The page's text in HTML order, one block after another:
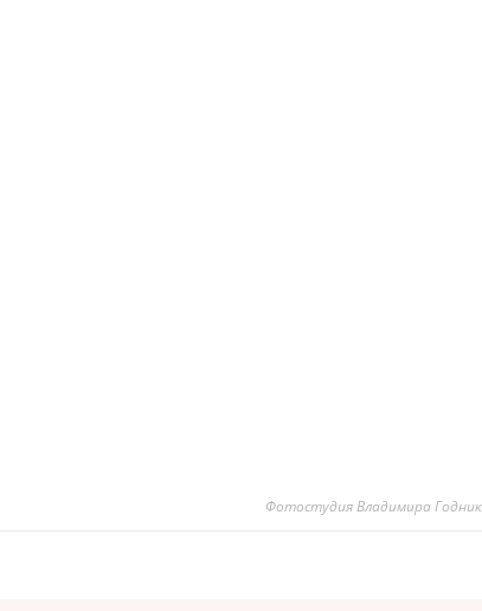
Фотостудия Владимира